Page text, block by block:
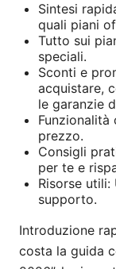
Sintesi
quali piani
Tutto sui
speciali.
Sconti e
acquistare,
le garanzie
prezzo.
Consigli
per te e
Risorse
supporto.
Introduzione
costa la guida